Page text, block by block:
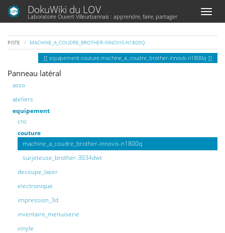
DokuWiki du LOV
Laboratoire Ouvert Villeurbannais : apprendre, faire, partager
PISTE MACHINE_A_COUDRE_BROTHER-INNOVIS-N1800Q
equipement:couture:machine_a_coudre_brother-innovis-n1800q
Panneau latéral
asso
ateliers
equipement
cnc
couture
machine_a_coudre_brother-innovis-n1800q
surjeteuse_brother-3034dwt
decoupe_laser
electronique
impression_3d
inventaire_menuiserie
vinyle